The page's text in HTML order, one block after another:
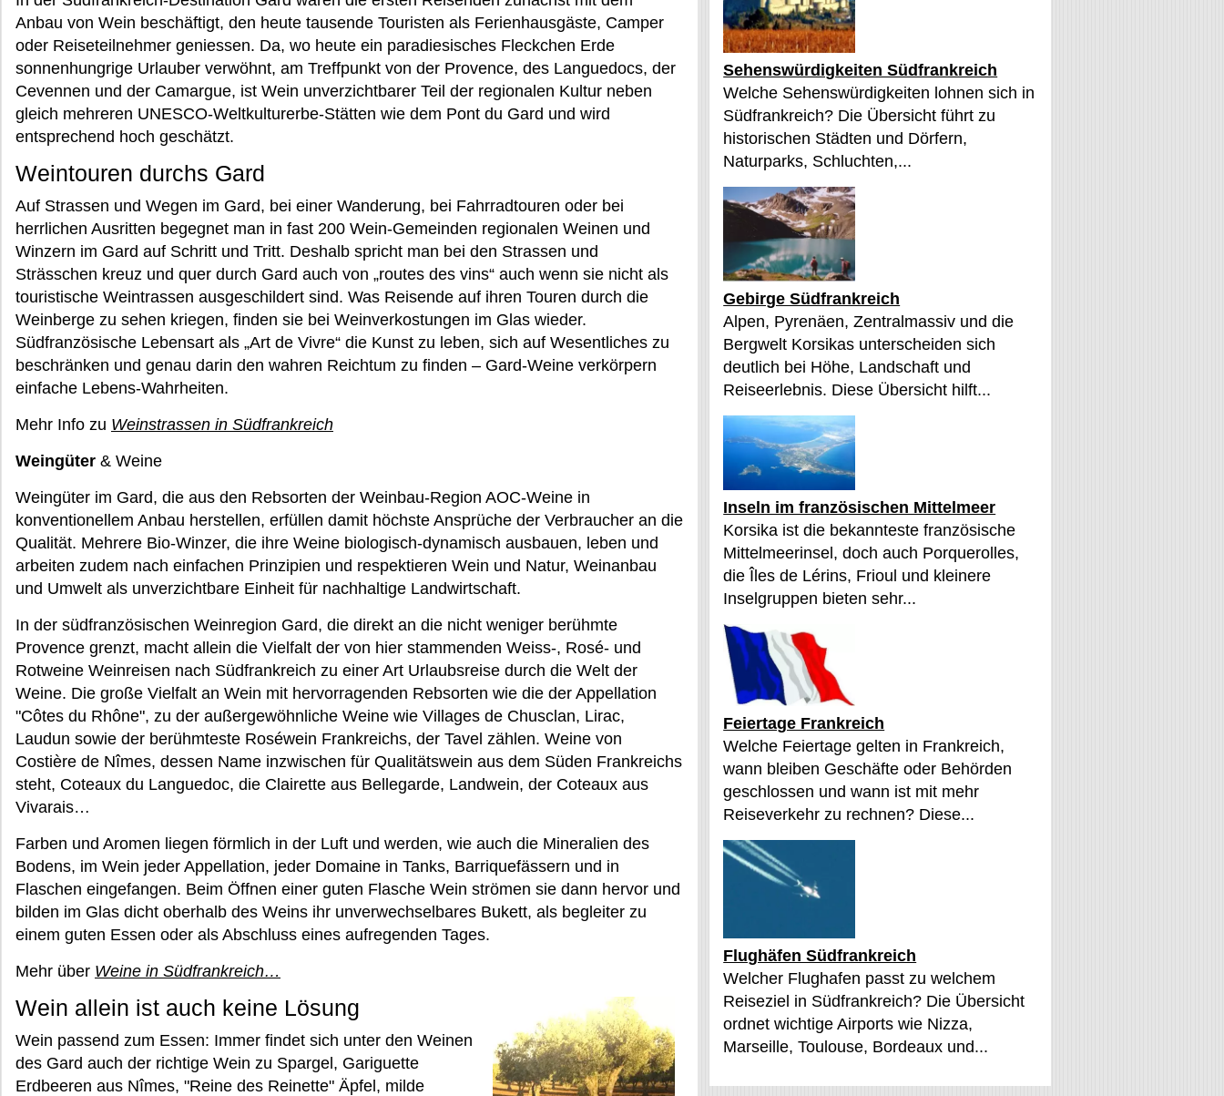
Anbau von Wein beschäftigt, den heute tausende Touristen als Ferienhausgäste, Camper
oder Reiseteilnehmer geniessen. Da, wo heute ein paradiesisches Fleckchen Erde
sonnenhungrige Urlauber verwöhnt, am Treffpunkt von der Provence, des Languedocs, der
Cevennen und der Camargue, ist Wein unverzichtbarer Teil der regionalen Kultur neben
gleich mehreren UNESCO-Weltkulturerbe-Stätten wie dem Pont du Gard und wird
entsprechend hoch geschätzt.
Weintouren durchs Gard
Auf Strassen und Wegen im Gard, bei einer Wanderung, bei Fahrradtouren oder bei
herrlichen Ausritten begegnet man in fast 200 Wein-Gemeinden regionalen Weinen und
Winzern im Gard auf Schritt und Tritt. Deshalb spricht man bei den Strassen und
Strässchen kreuz und quer durch Gard auch von „routes des vins“ auch wenn sie nicht als
touristische Weintrassen ausgeschildert sind. Was Reisende auf ihren Touren durch die
Weinberge zu sehen kriegen, finden sie bei Weinverkostungen im Glas wieder.
Südfranzösische Lebensart als „Art de Vivre“ die Kunst zu leben, sich auf Wesentliches zu
beschränken und genau darin den wahren Reichtum zu finden – Gard-Weine verkörpern
einfache Lebens-Wahrheiten.
Mehr Info zu Weinstrassen in Südfrankreich
Weingüter & Weine
Weingüter im Gard, die aus den Rebsorten der Weinbau-Region AOC-Weine in
konventionellem Anbau herstellen, erfüllen damit höchste Ansprüche der Verbraucher an die
Qualität. Mehrere Bio-Winzer, die ihre Weine biologisch-dynamisch ausbauen, leben und
arbeiten zudem nach einfachen Prinzipien und respektieren Wein und Natur, Weinanbau
und Umwelt als unverzichtbare Einheit für nachhaltige Landwirtschaft.
In der südfranzösischen Weinregion Gard, die direkt an die nicht weniger berühmte
Provence grenzt, macht allein die Vielfalt der von hier stammenden Weiss-, Rosé- und
Rotweine Weinreisen nach Südfrankreich zu einer Art Urlaubsreise durch die Welt der
Weine. Die große Vielfalt an Wein mit hervorragenden Rebsorten wie die der Appellation
"Côtes du Rhône", zu der außergewöhnliche Weine wie Villages de Chusclan, Lirac,
Laudun sowie der berühmteste Roséwein Frankreichs, der Tavel zählen. Weine von
Costière de Nîmes, dessen Name inzwischen für Qualitätswein aus dem Süden Frankreichs
steht, Coteaux du Languedoc, die Clairette aus Bellegarde, Landwein, der Coteaux aus
Vivarais…
Farben und Aromen liegen förmlich in der Luft und werden, wie auch die Mineralien des
Bodens, im Wein jeder Appellation, jeder Domaine in Tanks, Barriquefässern und in
Flaschen eingefangen. Beim Öffnen einer guten Flasche Wein strömen sie dann hervor und
bilden im Glas dicht oberhalb des Weins ihr unverwechselbares Bukett, als begleiter zu
einem guten Essen oder als Abschluss eines aufregenden Tages.
Mehr über Weine in Südfrankreich…
Wein allein ist auch keine Lösung
Wein passend zum Essen: Immer findet sich unter den Weinen
des Gard auch der richtige Wein zu Spargel, Gariguette
Erdbeeren aus Nîmes, "Reine des Reinette" Äpfel, milde
Sehenswürdigkeiten Südfrankreich
Welche Sehenswürdigkeiten lohnen sich in
Südfrankreich? Die Übersicht führt zu
historischen Städten und Dörfern,
Naturparks, Schluchten,...
Gebirge Südfrankreich
Alpen, Pyrenäen, Zentralmassiv und die
Bergwelt Korsikas unterscheiden sich
deutlich bei Höhe, Landschaft und
Reiseerlebnis. Diese Übersicht hilft...
Inseln im französischen Mittelmeer
Korsika ist die bekannteste französische
Mittelmeerinsel, doch auch Porquerolles,
die Îles de Lérins, Frioul und kleinere
Inselgruppen bieten sehr...
Feiertage Frankreich
Welche Feiertage gelten in Frankreich,
wann bleiben Geschäfte oder Behörden
geschlossen und wann ist mit mehr
Reiseverkehr zu rechnen? Diese...
Flughäfen Südfrankreich
Welcher Flughafen passt zu welchem
Reiseziel in Südfrankreich? Die Übersicht
ordnet wichtige Airports wie Nizza,
Marseille, Toulouse, Bordeaux und...